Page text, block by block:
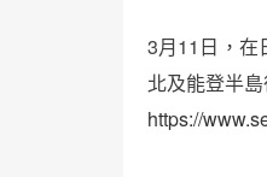
3月11日，在
北及能登半島
https://